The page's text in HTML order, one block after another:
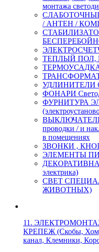
монтажа
/ АНТЕН /
ТЕПЛЫЙ ПОЛ,
УДЛИНИТЕЛИ
ФОНАРИ
ФУРНИТУРА
ВЫКЛЮЧАТЕЛИ
проводки / и
в помещениях
ЗВОНКИ ,
ЭЛЕМЕНТЫ
электрика)
СВЕТ
ЖИВОТНЫХ)
11.
КРЕПЕЖ (Скобы,
канал, Клемники,